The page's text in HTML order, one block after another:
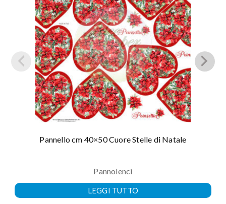
Pannello cm 40×50 Cuore Stelle di Natale
Pannolenci
LEGGI TUTTO